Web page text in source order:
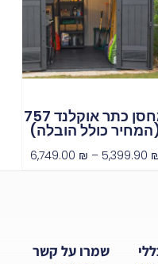
מחסן כתר אוקלנד 757
כולל הובלה)
5,399.90
–
6,749.00 ₪
שמרו על קשר